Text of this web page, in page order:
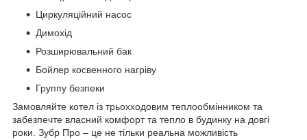
Циркуляційний насос
Димохід
Розширювальний бак
Бойлер косвенного нагріву
Группу безпеки
Замовляйте котел із трьохходовим теплообмінником та
забезпечте власний комфорт та тепло в будинку на довгі
роки. Зубр Про – це не тільки реальна можливість